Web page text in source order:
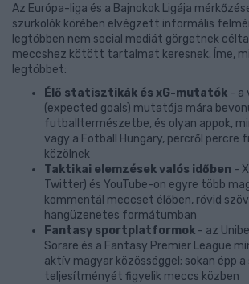
Az Európa-liga és a Bajnokok Ligája
szurkolók körében elvégzett informális
legtöbben nem social mediát görgetnek
meccshez kötött tartalmat keresnek. Íme,
legtöbbet:
Élő statisztikák és xG-mutatók - a
(expected goals) mutatója mára
futballtermészetbe, és olyan appok,
vagy a Fotball Hungary, percről percre
közölnek
Taktikai elemzések valós időben -
Twitter) és YouTube-on egyre több
kommentál meccset élőben, rövid
hangüzenetes formátumban
Fantasy sportplatformok - az
Sorare és a Fantasy Premier League
aktív magyar közösséggel; sokan épp
teljesítményét figyelik meccs közben